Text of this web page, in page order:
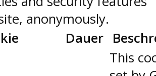
anonymously.
Dauer
This